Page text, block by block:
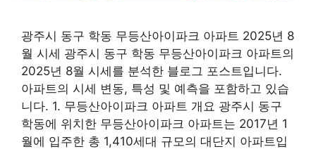
광주시 동구 학동 무등산아이파크 아파트 2025년 8
월 시세 광주시 동구 학동 무등산아이파크 아파트의
2025년 8월 시세를 분석한 블로그 포스트입니다.
아파트의 시세 변동, 특성 및 예측을 포함하고 있습
니다. 1. 무등산아이파크 아파트 개요 광주시 동구
학동에 위치한 무등산아이파크 아파트는 2017년 1
월에 입주한 총 1,410세대 규모의 대단지 아파트입